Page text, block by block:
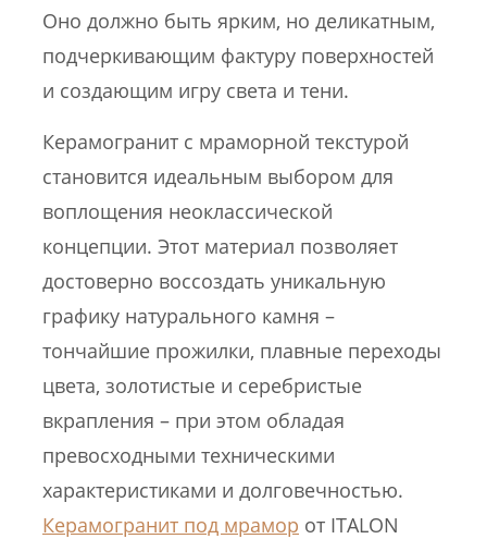
Оно должно быть ярким, но деликатным,
подчеркивающим фактуру поверхностей
и создающим игру света и тени.
Керамогранит с мраморной текстурой
становится идеальным выбором для
воплощения неоклассической
концепции. Этот материал позволяет
достоверно воссоздать уникальную
графику натурального камня –
тончайшие прожилки, плавные переходы
цвета, золотистые и серебристые
вкрапления – при этом обладая
превосходными техническими
характеристиками и долговечностью.
Керамогранит под мрамор от ITALON